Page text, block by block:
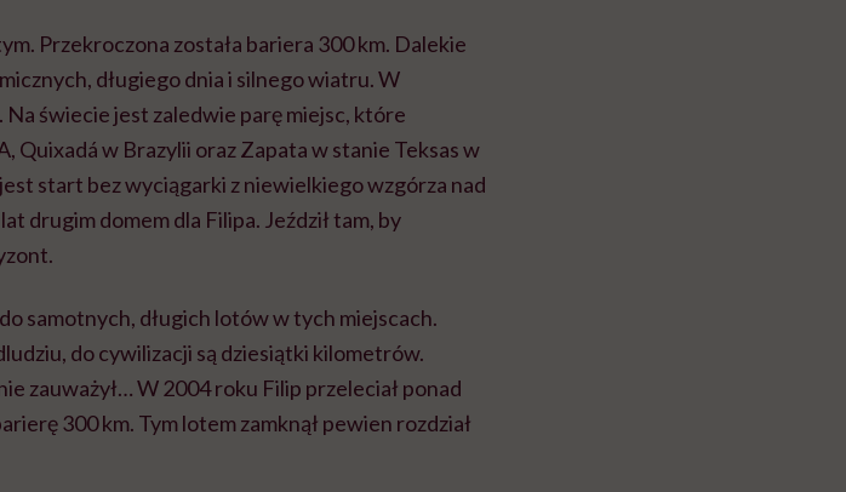
Przekroczona została bariera 300 km. Dalekie
długiego dnia i silnego wiatru. W
świecie jest zaledwie parę miejsc, które
Quixadá w Brazylii oraz Zapata w stanie Teksas w
start bez wyciągarki z niewielkiego wzgórza nad
drugim domem dla Filipa. Jeździł tam, by
samotnych, długich lotów w tych miejscach.
do cywilizacji są dziesiątki kilometrów.
zauważył… W 2004 roku Filip przeleciał ponad
300 km. Tym lotem zamknął pewien rozdział